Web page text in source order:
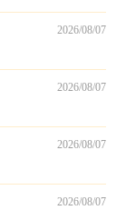
2026/08/07
2026/08/07
2026/08/07
2026/08/07